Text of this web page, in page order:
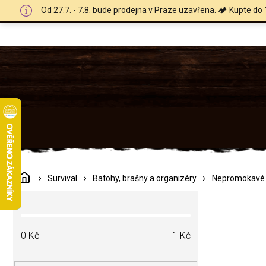
Od 27.7. - 7.8. bude prodejna v Praze uzavřena. 🏕️ Kupte
DomůSurvival Batohy, brašny a organizéry
P
o
a
0 Kč 1 Kč